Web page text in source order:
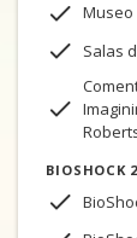
Salas
BIOSHOCK